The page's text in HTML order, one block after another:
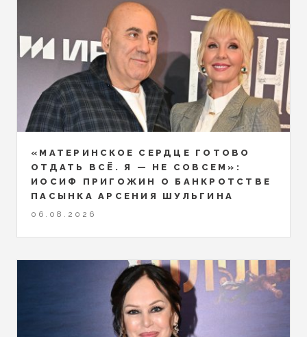
«МАТЕРИНСКОЕ СЕРДЦЕ ГОТОВО
ОТДАТЬ ВСЁ. Я — НЕ СОВСЕМ»:
ИОСИФ ПРИГОЖИН О БАНКРОТСТВЕ
ПАСЫНКА АРСЕНИЯ ШУЛЬГИНА
06.08.2026